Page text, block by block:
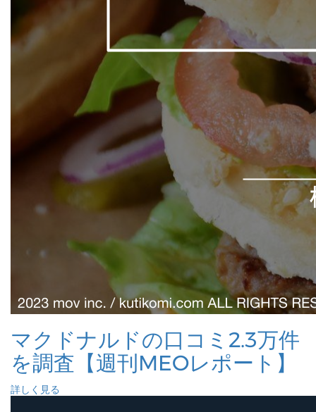
マクドナルドの口コミ2.3万件
を調査【週刊MEOレポート】
詳しく見る